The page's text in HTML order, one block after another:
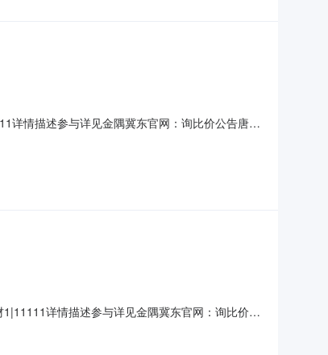
详情描述参与详见金隅冀东官网：询比价公告唐山
08-1214:0
详情描述参与详见金隅冀东官网：询比价公
时间：2026-08-